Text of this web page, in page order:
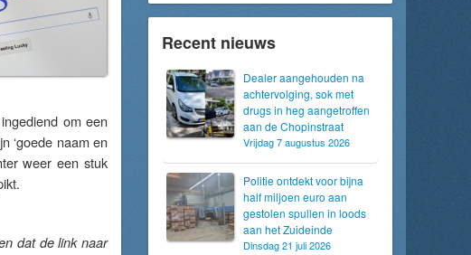
om een
‘goede naam en
weer een stuk
dat de link naar
Recent nieuws
Dealer aangehouden na
achtervolging, sok met
drugs in heg aangetroffen
aan de Chopinstraat
Vrijdag 7 augustus 2026
Politie ontdekt voor bijna
half miljoen euro aan
gestolen spullen in loods
aan het Zuideinde
Dinsdag 21 juli 2026